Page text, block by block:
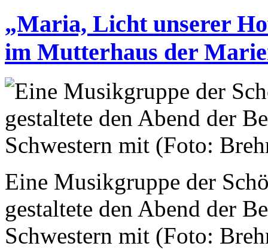
„Maria, Licht unserer
im Mutterhaus der
Eine Musikgruppe der
gestaltete den Abend der
Schwestern mit (Foto: